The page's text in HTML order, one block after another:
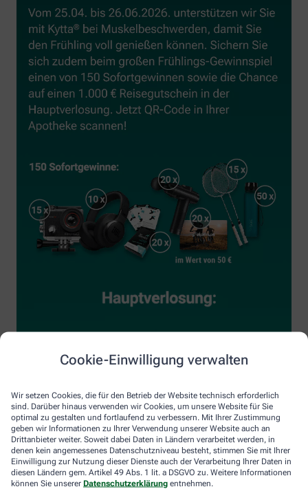
Cookie-Einwilligung verwalten
Wir setzen Cookies, die für den Betrieb der Website technisch erforderlich
sind. Darüber hinaus verwenden wir Cookies, um unsere Website für Sie
optimal zu gestalten und fortlaufend zu verbessern. Mit Ihrer Zustimmung
geben wir Informationen zu Ihrer Verwendung unserer Website auch an
Drittanbieter weiter. Soweit dabei Daten in Ländern verarbeitet werden, in
denen kein angemessenes Datenschutzniveau besteht, stimmen Sie mit Ihrer
Einwilligung zur Nutzung dieser Dienste auch der Verarbeitung Ihrer Daten in
diesen Ländern gem. Artikel 49 Abs. 1 lit. a DSGVO zu. Weitere Informationen
können Sie unserer Datenschutzerklärung entnehmen.